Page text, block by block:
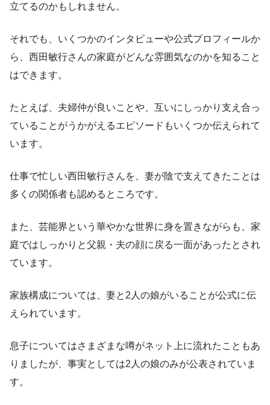
立てるのかもしれません。
それでも、いくつかのインタビューや公式プロフィールか
ら、西田敏行さんの家庭がどんな雰囲気なのかを知ること
はできます。
たとえば、夫婦仲が良いことや、互いにしっかり支え合っ
ていることがうかがえるエピソードもいくつか伝えられて
います。
仕事で忙しい西田敏行さんを、妻が陰で支えてきたことは
多くの関係者も認めるところです。
また、芸能界という華やかな世界に身を置きながらも、家
庭ではしっかりと父親・夫の顔に戻る一面があったとされ
ています。
家族構成については、妻と2人の娘がいることが公式に伝
えられています。
息子についてはさまざまな噂がネット上に流れたこともあ
りましたが、事実としては2人の娘のみが公表されていま
す。